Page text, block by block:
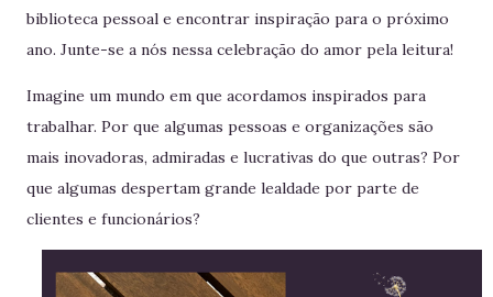
biblioteca pessoal e encontrar inspiração para o próximo
ano. Junte-se a nós nessa celebração do amor pela leitura!
Imagine um mundo em que acordamos inspirados para
trabalhar. Por que algumas pessoas e organizações são
mais inovadoras, admiradas e lucrativas do que outras? Por
que algumas despertam grande lealdade por parte de
clientes e funcionários?